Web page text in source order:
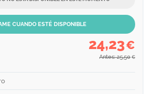
CUANDO ESTÉ DISPONIBLE
24,23€
Antes: 25,50 €